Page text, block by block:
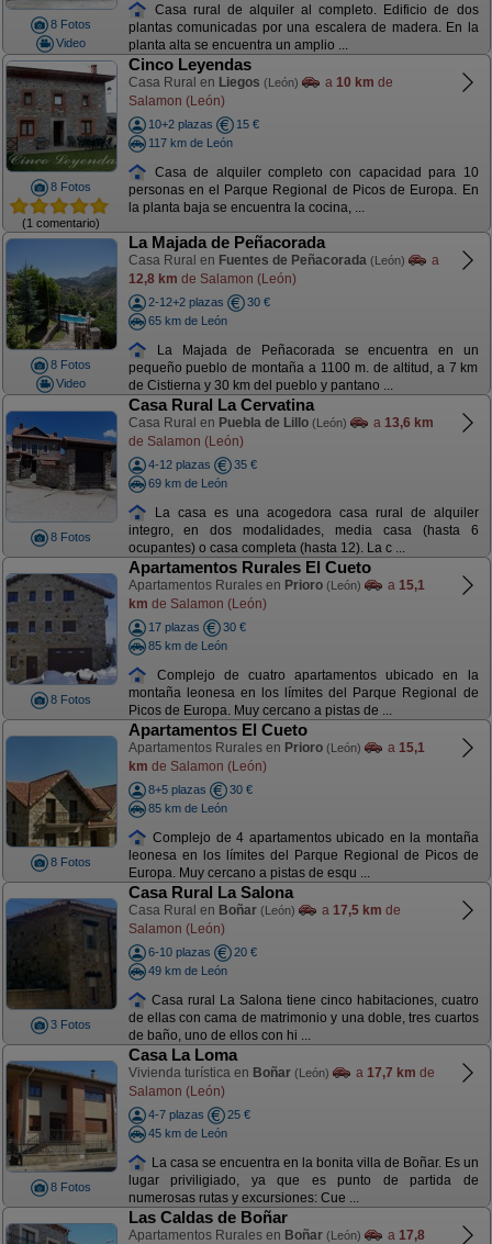
8 Fotos
Video
Casa rural de alquiler al completo. Edificio de dos
plantas comunicadas por una escalera de madera. En la
planta alta se encuentra un amplio ...
8 Fotos
(1 comentario)
Cinco Leyendas
Casa Rural en Liegos (León) a 10 km de
Salamon (León)
10+2 plazas
15 €
117 km de León
Casa de alquiler completo con capacidad para 10
personas en el Parque Regional de Picos de Europa. En
la planta baja se encuentra la cocina, ...
8 Fotos
Video
La Majada de Peñacorada
Casa Rural en Fuentes de Peñacorada (León)
a
12,8 km de Salamon (León)
2-12+2 plazas
30 €
65 km de León
La Majada de Peñacorada se encuentra en un
pequeño pueblo de montaña a 1100 m. de altitud, a 7 km
de Cistierna y 30 km del pueblo y pantano ...
8 Fotos
Casa Rural La Cervatina
Casa Rural en Puebla de Lillo (León) a 13,6 km
de Salamon (León)
4-12 plazas
35 €
69 km de León
La casa es una acogedora casa rural de alquiler
integro, en dos modalidades, media casa (hasta 6
ocupantes) o casa completa (hasta 12). La c ...
8 Fotos
Apartamentos Rurales El Cueto
Apartamentos Rurales en Prioro (León) a 15,1
km de Salamon (León)
17 plazas
30 €
85 km de León
Complejo de cuatro apartamentos ubicado en la
montaña leonesa en los límites del Parque Regional de
Picos de Europa. Muy cercano a pistas de ...
8 Fotos
Apartamentos El Cueto
Apartamentos Rurales en Prioro (León) a 15,1
km de Salamon (León)
8+5 plazas
30 €
85 km de León
Complejo de 4 apartamentos ubicado en la montaña
leonesa en los límites del Parque Regional de Picos de
Europa. Muy cercano a pistas de esqu ...
3 Fotos
Casa Rural La Salona
Casa Rural en Boñar (León) a 17,5 km de
Salamon (León)
6-10 plazas
20 €
49 km de León
Casa rural La Salona tiene cinco habitaciones, cuatro
de ellas con cama de matrimonio y una doble, tres cuartos
de baño, uno de ellos con hi ...
8 Fotos
Casa La Loma
Vivienda turística en Boñar (León) a 17,7 km de
Salamon (León)
4-7 plazas
25 €
45 km de León
La casa se encuentra en la bonita villa de Boñar. Es un
lugar priviligiado, ya que es punto de partida de
numerosas rutas y excursiones: Cue ...
Las Caldas de Boñar
Apartamentos Rurales en Boñar (León) a 17,8